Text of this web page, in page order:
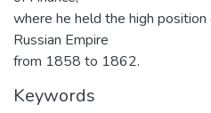
where he held the high
Russian Empire
from 1858 to 1862.
Keywords